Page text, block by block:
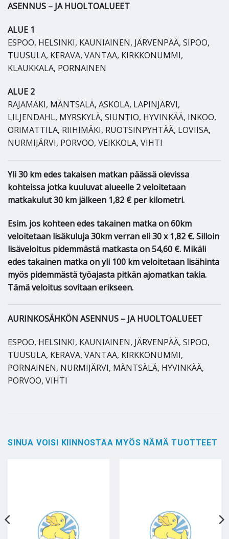
ASENNUS – JA HUOLTOALUEET
ALUE 1
ESPOO, HELSINKI, KAUNIAINEN, JÄRVENPÄÄ, SIPOO,
TUUSULA, KERAVA, VANTAA, KIRKKONUMMI,
KLAUKKALA, PORNAINEN
ALUE 2
RAJAMÄKI, MÄNTSÄLÄ, ASKOLA, LAPINJÄRVI,
LILJENDAHL, MYRSKYLÄ, SIUNTIO, HYVINKÄÄ, INKOO,
ORIMATTILA, RIIHIMÄKI, RUOTSINPYHTÄÄ, LOVIISA,
NURMIJÄRVI, PORVOO, VEIKKOLA, VIHTI
Yli 30 km edes takaisen matkan päässä olevissa
kohteissa jotka kuuluvat alueelle 2 veloitetaan
matkakulut 30 km jälkeen 1,82 € per kilometri.
Esim. jos kohteen edes takainen matka on 60km
veloitetaan lisäkuluja 30km verran eli 30 x 1,82 €. Silloin
lisäveloitus pidemmästä matkasta on 54,60 €. Mikäli
edes takainen matka on yli 100 km veloitetaan lisähinta
myös pidemmästä työajasta pitkän ajomatkan takia.
Tämä veloitus sovitaan erikseen.
AURINKOSÄHKÖN ASENNUS – JA HUOLTOALUEET
ESPOO, HELSINKI, KAUNIAINEN, JÄRVENPÄÄ, SIPOO,
TUUSULA, KERAVA, VANTAA, KIRKKONUMMI,
PORNAINEN, NURMIJÄRVI, MÄNTSÄLÄ, HYVINKÄÄ,
PORVOO, VIHTI
SINUA VOISI KIINNOSTAA MYÖS NÄMÄ TUOTTEET